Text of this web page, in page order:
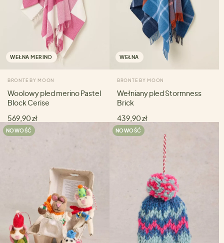
WEŁNA MERINO
BRONTE BY MOON
Woolowy pled merino Pastel
Block Cerise
569,90 zł
WEŁNA
BRONTE BY MOON
Wełniany pled Stormness
Brick
439,90 zł
NOWOŚĆ NOWOŚĆ